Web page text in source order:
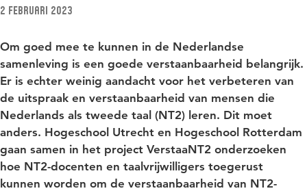
2 februari 2023
Om goed mee te kunnen in de Nederlandse
samenleving is een goede verstaanbaarheid belangrijk.
Er is echter weinig aandacht voor het verbeteren van
de uitspraak en verstaanbaarheid van mensen die
Nederlands als tweede taal (NT2) leren. Dit moet
anders. Hogeschool Utrecht en Hogeschool Rotterdam
gaan samen in het project VerstaaNT2 onderzoeken
hoe NT2-docenten en taalvrijwilligers toegerust
kunnen worden om de verstaanbaarheid van NT2-